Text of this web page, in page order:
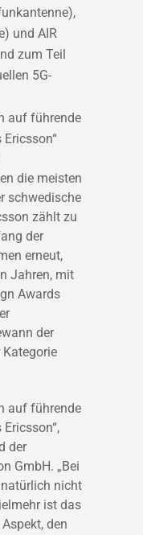
und AIR
zum Teil
5G-
auf führende
die meisten
schwedische
zählt zu
der
erneut,
Jahren, mit
Awards
der
auf führende
der
GmbH. „Bei
nicht
ist das
den